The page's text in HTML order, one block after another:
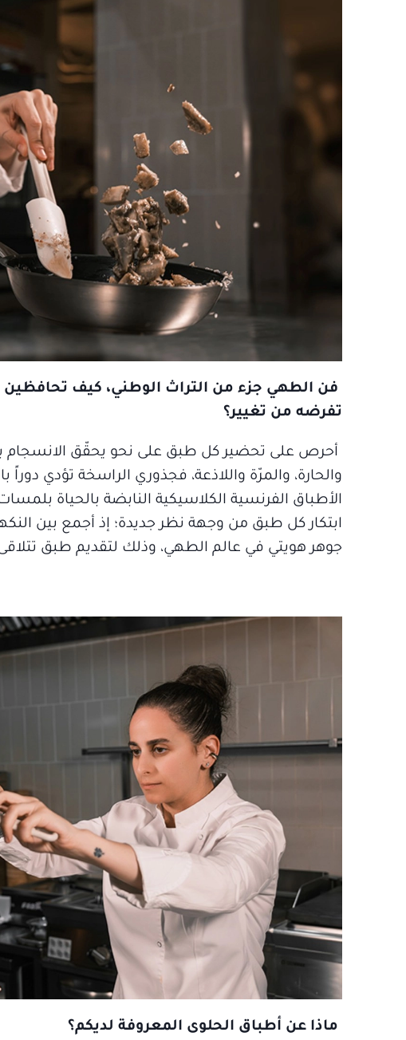
فن الطهي جزء من التراث الوطني، كيف
تفرضه من تغيير؟
أحرص على تحضير كل طبق على نحو يحقّق الانسجام
والحارة، والمرّة واللاذعة، فجذوري الراسخة تؤدي
الأطباق الفرنسية الكلاسيكية النابضة بالحياة
ابتكار كل طبق من وجهة نظر جديدة؛ إذ أجمع بين
جوهر هويتي في عالم الطهي، وذلك لتقديم طبق
ماذا عن أطباق الحلوى المعروفة لديكم؟